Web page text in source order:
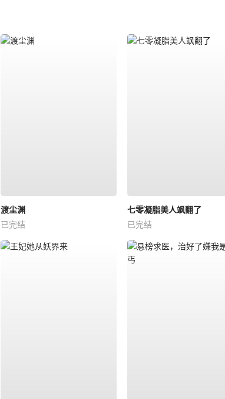
渡尘渊
已完结
七零凝脂美人飒翻了
已完结